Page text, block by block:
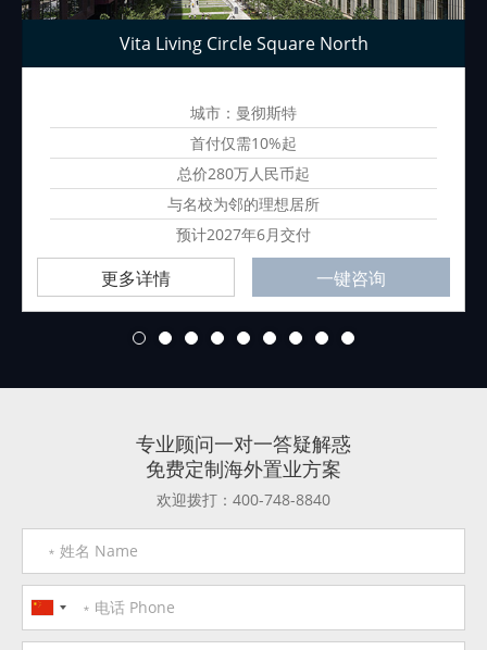
Vita Living Circle Square North
城市：曼彻斯特
首付仅需10%起
总价280万人民币起
与名校为邻的理想居所
预计2027年6月交付
更多详情 一键咨询
3 4 5 6 7 8 9
专业顾问一对一答疑解惑
免费定制海外置业方案
欢迎拨打：400-748-8840